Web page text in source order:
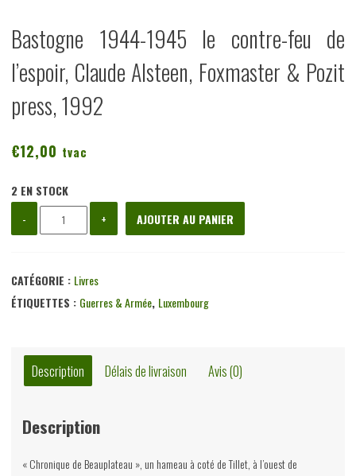
Bastogne 1944-1945 le contre-feu de
l’espoir, Claude Alsteen, Foxmaster & Pozit
press, 1992
€12,00 tvac
2 EN STOCK
-
quantité
de
1944-
1945
feu
de
Claude
+ AJOUTER AU PANIER
CATÉGORIE : Livres
ÉTIQUETTES : Guerres & Armée, Luxembourg
Description Délais de livraison Avis (0)
Description
« Chronique de Beauplateau », un hameau à coté de Tillet, à l’ouest de